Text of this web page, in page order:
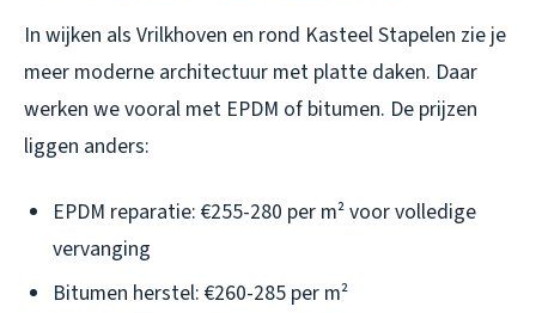
In wijken als Vrilkhoven en rond Kasteel Stapelen zie je
meer moderne architectuur met platte daken. Daar
werken we vooral met EPDM of bitumen. De prijzen
liggen anders:
EPDM reparatie: €255-280 per m² voor volledige
vervanging
Bitumen herstel: €260-285 per m²